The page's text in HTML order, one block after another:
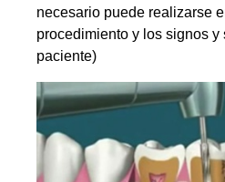
necesario puede realizarse
procedimiento y los signos y
paciente)